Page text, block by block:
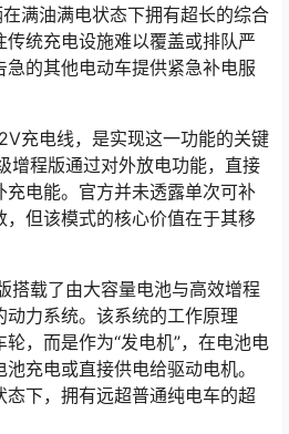
满油满电状态下拥有超长的综合
统充电设施难以覆盖或排队严
的其他电动车提供紧急补电服
充电线，是实现这一功能的关键
增程版通过对外放电功能，直接
充电能。官方并未透露单次可补
，但该模式的核心价值在于其移
搭载了由大容量电池与高效增程
力系统。该系统的工作原理
，而是作为“发电机”，在电池电
充电或直接供电给驱动电机。
下，拥有远超普通纯电车的超